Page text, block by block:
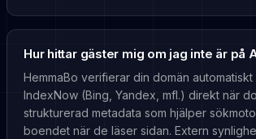
Hur hittar gäster mig om jag inte är på
HemmaBo verifierar din domän
IndexNow (Bing, Yandex, mfl.) direkt när
strukturerad metadata som hjälper
boendet när de läser sidan. Extern